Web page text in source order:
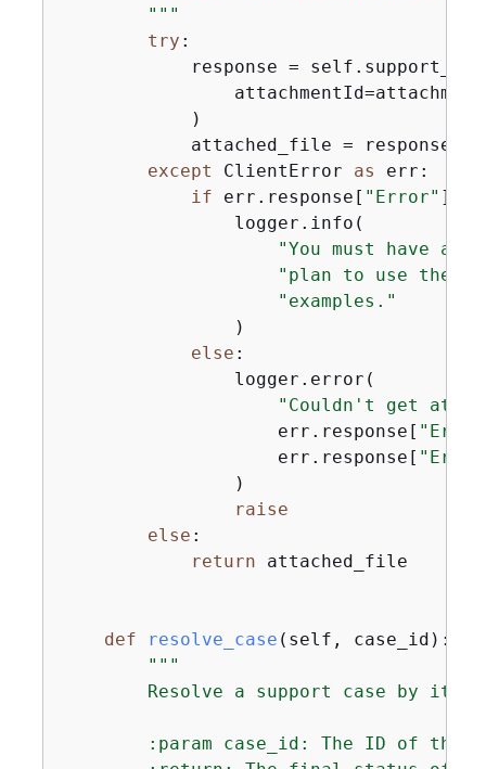
        """
try :
response =
            )
            attached_file = response[
except ClientError as err:
if err.response[ "Error" ][
                logger.info(
"You must have a
"plan to use the
"examples."
                )
else :
                logger.error(
"Couldn't get
                    err.response[
                    err.response[
                )
raise
else :
return attached_file
def resolve_case ( self, case_id ):
"""
Resolve a support case by its
:param case_id: The ID of the